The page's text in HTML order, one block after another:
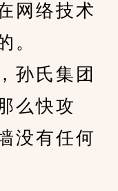
网络技术
。
氏集团
么快攻
没有任何